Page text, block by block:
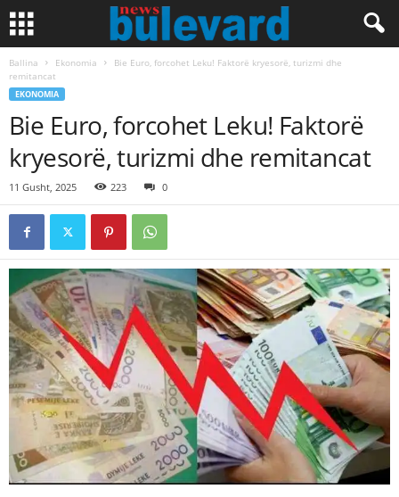
Ballina Ekonomia
Bie Euro, forcohet Leku! Faktorë kryesorë, turizmi dhe
remitancat
EKONOMIA
Bie Euro, forcohet Leku! Faktorë
kryesorë, turizmi dhe remitancat
11 Gusht, 2025 223 0